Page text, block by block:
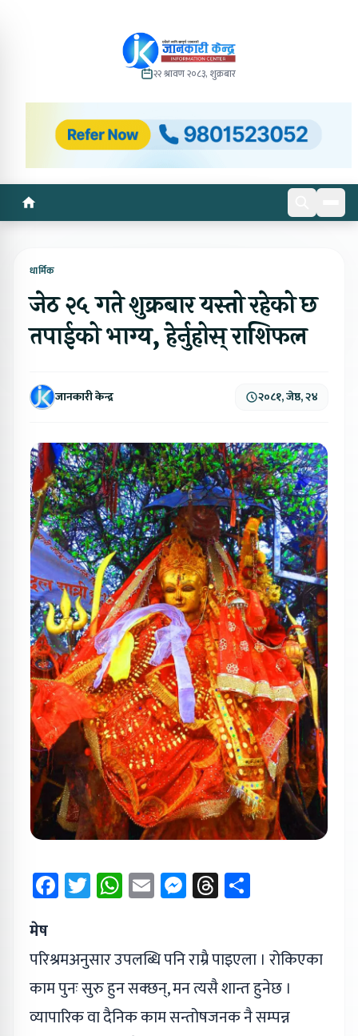
२२ श्रावण २०८३, शुक्रबार
धार्मिक
जेठ २५ गते शुक्रबार यस्तो रहेको छ
तपाईको भाग्य, हेर्नुहोस् राशिफल
जानकारी केन्द्र २०८१, जेष्ठ, २४
Facebook
Twitter
WhatsApp
EmailMessenger
Threads
मेष
परिश्रमअनुसार उपलब्धि पनि राम्रै पाइएला । रोकिएका
काम पुनः सुरु हुन सक्छन्, मन त्यसै शान्त हुनेछ ।
व्यापारिक वा दैनिक काम सन्तोषजनक नै सम्पन्न